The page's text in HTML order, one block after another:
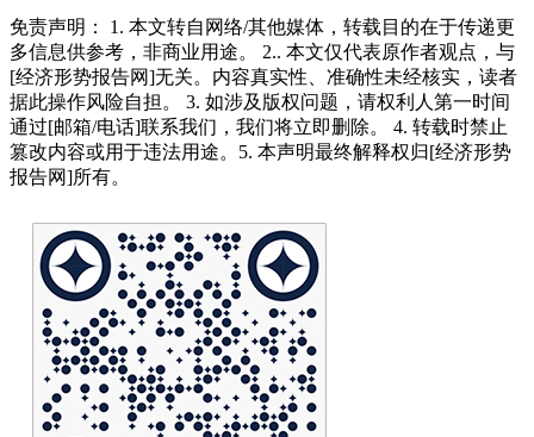
免责声明： 1. 本文转自网络/其他媒体，转载目的在于传递更
多信息供参考，非商业用途。 2.. 本文仅代表原作者观点，与
[经济形势报告网]无关。内容真实性、准确性未经核实，读者
据此操作风险自担。 3. 如涉及版权问题，请权利人第一时间
通过[邮箱/电话]联系我们，我们将立即删除。 4. 转载时禁止
篡改内容或用于违法用途。5. 本声明最终解释权归[经济形势
报告网]所有。